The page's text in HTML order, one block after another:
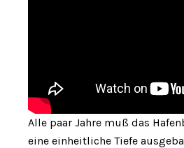
Alle paar Jahre muß das
eine einheitliche Tiefe